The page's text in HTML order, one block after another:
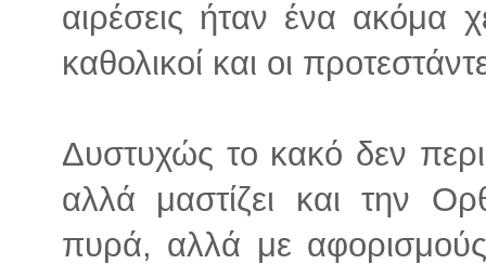
αιρέσεις ήταν ένα ακόμα
καθολικοί και οι
Δυστυχώς το κακό δεν
αλλά μαστίζει και την
πυρά, αλλά με αφορισμούς,